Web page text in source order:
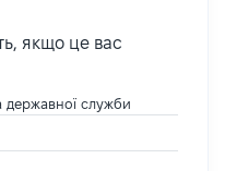
якщо це вас
державної служби